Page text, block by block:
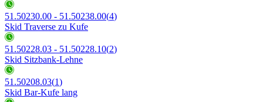
51.50230.00 - 51.50238.00(4)
Skid Traverse zu Kufe
51.50228.03 - 51.50228.10(2)
Skid Sitzbank-Lehne
51.50208.03(1)
Skid Bar-Kufe lang